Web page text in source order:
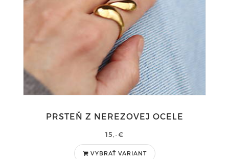
PRSTEŇ Z NEREZOVEJ OCELE
15,-€
VYBRAŤ VARIANT